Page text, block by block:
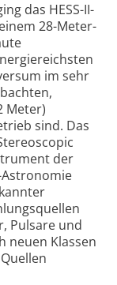
das HESS-II-
28-Meter-
im sehr
Meter)
sind. Das
der
Pulsare und
neuen Klassen